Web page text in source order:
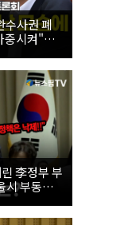
사권 폐
중시켜"｜
토론회
李정부 부
시 부동산